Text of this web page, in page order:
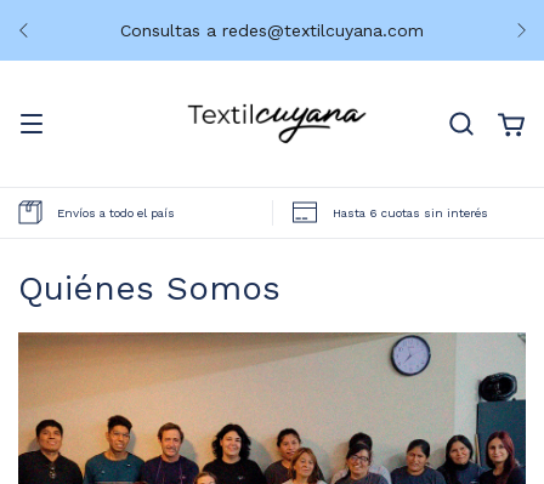
Consultas a redes@textilcuyana.com
Envíos a todo el país Hasta 6 cuotas sin interés
Quiénes Somos